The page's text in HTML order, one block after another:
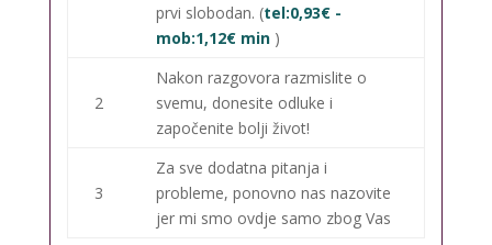
prvi slobodan. (tel:0,93€ -
mob:1,12€ min )
2
Nakon razgovora razmislite o
svemu, donesite odluke i
započenite bolji život!
3
Za sve dodatna pitanja i
probleme, ponovno nas nazovite
jer mi smo ovdje samo zbog Vas